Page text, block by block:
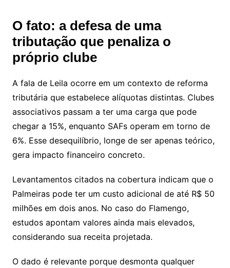
O fato: a defesa de uma
tributação que penaliza o
próprio clube
A fala de Leila ocorre em um contexto de reforma
tributária que estabelece alíquotas distintas. Clubes
associativos passam a ter uma carga que pode
chegar a 15%, enquanto SAFs operam em torno de
6%. Esse desequilíbrio, longe de ser apenas teórico,
gera impacto financeiro concreto.
Levantamentos citados na cobertura indicam que o
Palmeiras pode ter um custo adicional de até R$ 50
milhões em dois anos. No caso do Flamengo,
estudos apontam valores ainda mais elevados,
considerando sua receita projetada.
O dado é relevante porque desmonta qualquer